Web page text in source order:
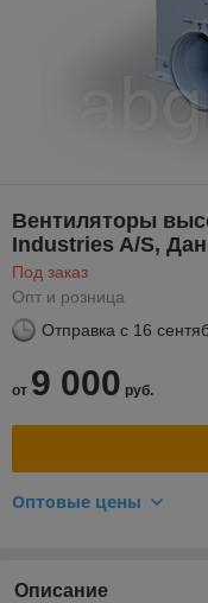
Вентиляторы
Industries A/S,
Под заказ
Опт и розница
Отправка с 16
от 9 000 руб.
Оптовые цены
Описание